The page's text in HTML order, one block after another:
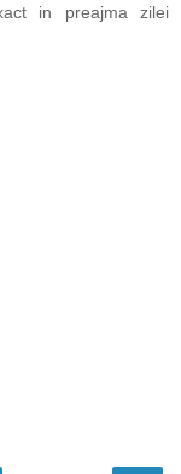
in preajma zilei